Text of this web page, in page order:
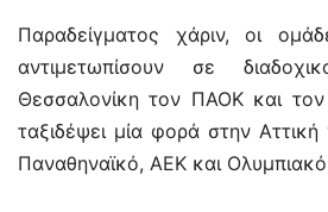
Παραδείγματος χάριν, οι
αντιμετωπίσουν σε
Θεσσαλονίκη τον ΠΑΟΚ και
ταξιδέψει μία φορά στην Αττική
Παναθηναϊκό, ΑΕΚ και